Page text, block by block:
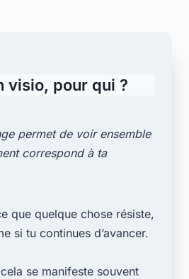
visio, pour qui ?
permet de voir ensemble
correspond à ta
que quelque chose résiste,
si tu continues d’avancer.
se manifeste souvent